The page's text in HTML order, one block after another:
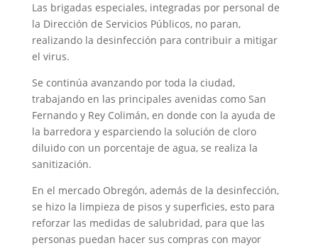
Las brigadas especiales, integradas por personal de
la Dirección de Servicios Públicos, no paran,
realizando la desinfección para contribuir a mitigar
el virus.
Se continúa avanzando por toda la ciudad,
trabajando en las principales avenidas como San
Fernando y Rey Colimán, en donde con la ayuda de
la barredora y esparciendo la solución de cloro
diluido con un porcentaje de agua, se realiza la
sanitización.
En el mercado Obregón, además de la desinfección,
se hizo la limpieza de pisos y superficies, esto para
reforzar las medidas de salubridad, para que las
personas puedan hacer sus compras con mayor